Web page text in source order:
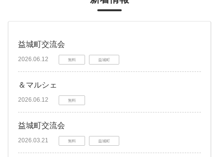
益城町交流会
2026.06.12 無料 益城町
＆マルシェ
2026.06.12 無料
益城町交流会
2026.03.21 無料 益城町